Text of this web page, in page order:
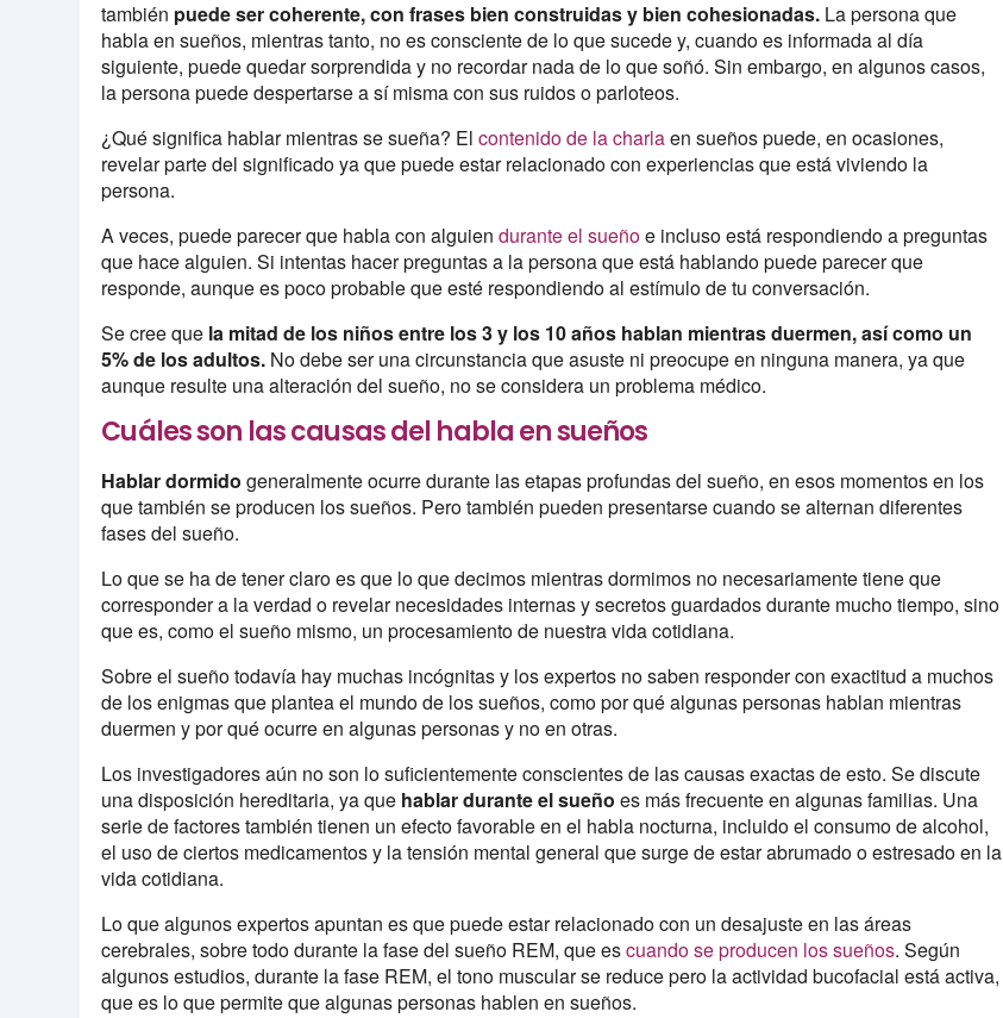
también puede ser coherente, con frases bien construidas y bien cohesionadas. La persona que
habla en sueños, mientras tanto, no es consciente de lo que sucede y, cuando es informada al día
siguiente, puede quedar sorprendida y no recordar nada de lo que soñó. Sin embargo, en algunos casos,
la persona puede despertarse a sí misma con sus ruidos o parloteos.
¿Qué significa hablar mientras se sueña? Elcontenido de la charlaen sueños puede, en ocasiones,
revelar parte del significado ya que puede estar relacionado con experiencias que está viviendo la
persona.
A veces, puede parecer que habla con alguiendurante el sueñoe incluso está respondiendo a preguntas
que hace alguien. Si intentas hacer preguntas a la persona que está hablando puede parecer que
responde, aunque es poco probable que esté respondiendo al estímulo de tu conversación.
Se cree que la mitad de los niños entre los 3 y los 10 años hablan mientras duermen, así como un
5% de los adultos. No debe ser una circunstancia que asuste ni preocupe en ninguna manera, ya que
aunque resulte una alteración del sueño, no se considera un problema médico.
Cuáles son las causas del habla en sueños
Hablar dormido generalmente ocurre durante las etapas profundas del sueño, en esos momentos en los
que también se producen los sueños. Pero también pueden presentarse cuando se alternan diferentes
fases del sueño.
Lo que se ha de tener claro es que lo que decimos mientras dormimos no necesariamente tiene que
corresponder a la verdad o revelar necesidades internas y secretos guardados durante mucho tiempo, sino
que es, como el sueño mismo, un procesamiento de nuestra vida cotidiana.
Sobre el sueño todavía hay muchas incógnitas y los expertos no saben responder con exactitud a muchos
de los enigmas que plantea el mundo de los sueños, como por qué algunas personas hablan mientras
duermen y por qué ocurre en algunas personas y no en otras.
Los investigadores aún no son lo suficientemente conscientes de las causas exactas de esto. Se discute
una disposición hereditaria, ya que hablar durante el sueño es más frecuente en algunas familias. Una
serie de factores también tienen un efecto favorable en el habla nocturna, incluido el consumo de alcohol,
el uso de ciertos medicamentos y la tensión mental general que surge de estar abrumado o estresado en la
vida cotidiana.
Lo que algunos expertos apuntan es que puede estar relacionado con un desajuste en las áreas
cerebrales, sobre todo durante la fase del sueño REM, que escuando se producen los sueños. Según
algunos estudios, durante la fase REM, el tono muscular se reduce pero la actividad bucofacial está activa,
que es lo que permite que algunas personas hablen en sueños.